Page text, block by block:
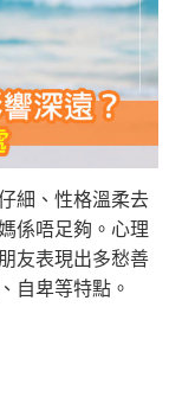
細、性格溫柔去
係唔足夠。心理
友表現出多愁善
自卑等特點。